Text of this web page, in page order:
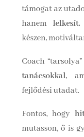
támogat az
hanem lelkesít.
készen,
Coach
tanácsokkal,
fejlődési utadat.
Fontos, hogy
mutasson, ő is